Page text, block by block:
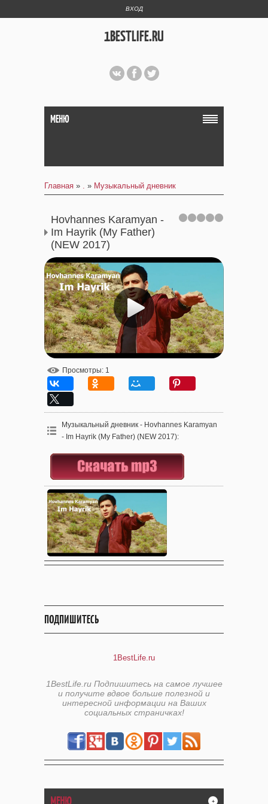
ВХОД
1BESTLIFE.RU
МЕНЮ
Главная » . » Музыкальный дневник
Hovhannes Karamyan -
Im Hayrik (My Father)
(NEW 2017)
Просмотры: 1
Музыкальный дневник - Hovhannes Karamyan
- Im Hayrik (My Father) (NEW 2017):
ПОДПИШИТЕСЬ
1BestLife.ru
1BestLife.ru Подпишитесь на самое лучшее
и получите вдвое больше полезной и
интересной информации на Ваших
социальных страничках!
+